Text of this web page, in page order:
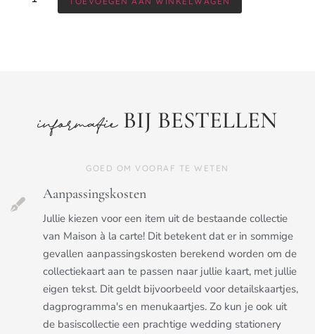
informatieBIJ BESTELLEN
GOED OM VOORAF TE WETEN
Aanpassingskosten
Jullie kiezen voor een item uit de bestaande collectie
van Maison à la carte! Dit betekent dat er in sommige
gevallen aanpassingskosten berekend worden om de
collectiekaart aan te passen naar jullie kaart, met jullie
eigen tekst. Dit geldt bijvoorbeeld voor detailskaartjes,
dagprogramma's en menukaartjes. Zo kun je ook uit
de basiscollectie een prachtige wedding stationery